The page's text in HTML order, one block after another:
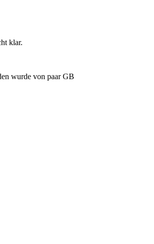
klar.
wurde von paar GB